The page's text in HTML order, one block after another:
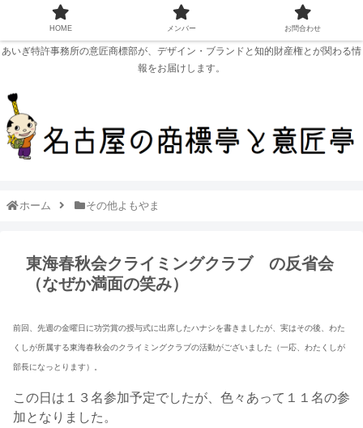
あいぎ特許事務所の意匠商標部が、デザイン・ブランドと知的財産権とが関わる情
報をお届けします。
ホーム その他よもやま
東海春秋会クライミングクラブ の反省会
（なぜか満面の笑み）
前回、先週の金曜日に功労賞の授与式に出席したハナシを書きましたが、実はその後、わた
くしが所属する東海春秋会のクライミングクラブの活動がございました（一応、わたくしが
部長になっとります）。
この日は１３名参加予定でしたが、色々あって１１名の参
加となりました。
HOME メンバー お問合わせ